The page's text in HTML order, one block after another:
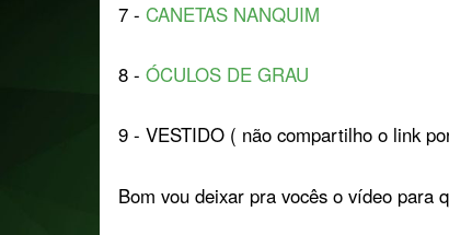
7 -CANETAS NANQUIM
8 -ÓCULOS DE GRAU
9 - VESTIDO ( não compartilho o link
Bom vou deixar pra vocês o vídeo para